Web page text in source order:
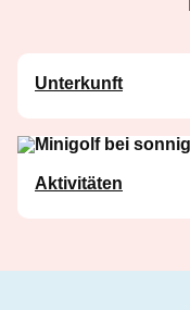
Unterkunft
Aktivitäten